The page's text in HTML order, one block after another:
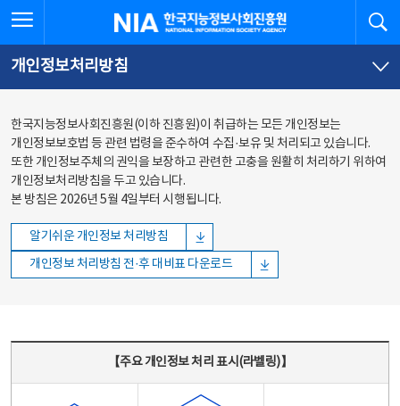
바로가기
바로가기
한국지능정보사회진흥원
개인정보처리방침
한국지능정보사회진흥원(이하 진흥원)이 취급하는 모든 개인정보는
개인정보보호법 등 관련 법령을 준수하여 수집·보유 및 처리되고 있습니다.
또한 개인정보주체의 권익을 보장하고 관련한 고충을 원활히 처리하기 위하여
개인정보처리방침을 두고 있습니다.
본 방침은 2026년 5월 4일부터 시행됩니다.
알기쉬운 개인정보 처리방침
개인정보 처리방침 전·후 대비표 다운로드
【주요 개인정보 처리 표시(라벨링)】